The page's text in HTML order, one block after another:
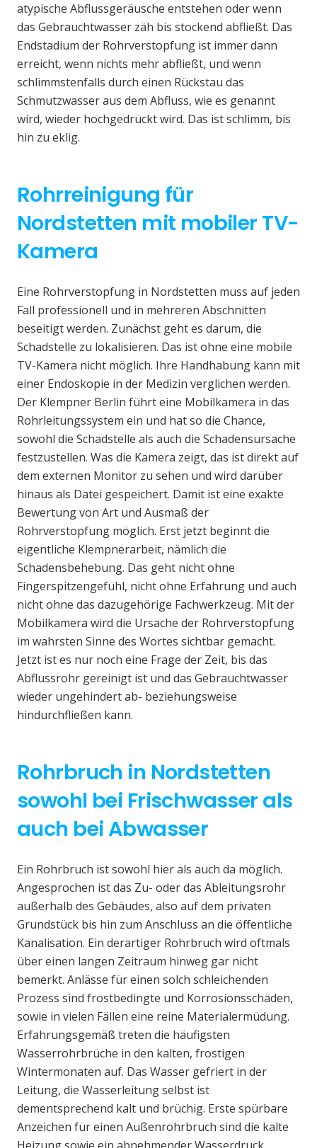
atypische Abflussgeräusche entstehen oder wenn
das Gebrauchtwasser zäh bis stockend abfließt. Das
Endstadium der Rohrverstopfung ist immer dann
erreicht, wenn nichts mehr abfließt, und wenn
schlimmstenfalls durch einen Rückstau das
Schmutzwasser aus dem Abfluss, wie es genannt
wird, wieder hochgedrückt wird. Das ist schlimm, bis
hin zu eklig.
Rohrreinigung für
Nordstetten mit mobiler TV-
Kamera
Eine Rohrverstopfung in Nordstetten muss auf jeden
Fall professionell und in mehreren Abschnitten
beseitigt werden. Zunächst geht es darum, die
Schadstelle zu lokalisieren. Das ist ohne eine mobile
TV-Kamera nicht möglich. Ihre Handhabung kann mit
einer Endoskopie in der Medizin verglichen werden.
Der Klempner Berlin führt eine Mobilkamera in das
Rohrleitungssystem ein und hat so die Chance,
sowohl die Schadstelle als auch die Schadensursache
festzustellen. Was die Kamera zeigt, das ist direkt auf
dem externen Monitor zu sehen und wird darüber
hinaus als Datei gespeichert. Damit ist eine exakte
Bewertung von Art und Ausmaß der
Rohrverstopfung möglich. Erst jetzt beginnt die
eigentliche Klempnerarbeit, nämlich die
Schadensbehebung. Das geht nicht ohne
Fingerspitzengefühl, nicht ohne Erfahrung und auch
nicht ohne das dazugehörige Fachwerkzeug. Mit der
Mobilkamera wird die Ursache der Rohrverstopfung
im wahrsten Sinne des Wortes sichtbar gemacht.
Jetzt ist es nur noch eine Frage der Zeit, bis das
Abflussrohr gereinigt ist und das Gebrauchtwasser
wieder ungehindert ab- beziehungsweise
hindurchfließen kann.
Rohrbruch in Nordstetten
sowohl bei Frischwasser als
auch bei Abwasser
Ein Rohrbruch ist sowohl hier als auch da möglich.
Angesprochen ist das Zu- oder das Ableitungsrohr
außerhalb des Gebäudes, also auf dem privaten
Grundstück bis hin zum Anschluss an die öffentliche
Kanalisation. Ein derartiger Rohrbruch wird oftmals
über einen langen Zeitraum hinweg gar nicht
bemerkt. Anlässe für einen solch schleichenden
Prozess sind frostbedingte und Korrosionsschäden,
sowie in vielen Fällen eine reine Materialermüdung.
Erfahrungsgemäß treten die häufigsten
Wasserrohrbrüche in den kalten, frostigen
Wintermonaten auf. Das Wasser gefriert in der
Leitung, die Wasserleitung selbst ist
dementsprechend kalt und brüchig. Erste spürbare
Anzeichen für einen Außenrohrbruch sind die kalte